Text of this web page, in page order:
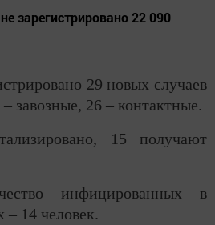
зарегистрировано 22 090
29 новых случаев
завозные, 26 – контактные.
15 получают
инфицированных в
14 человек.